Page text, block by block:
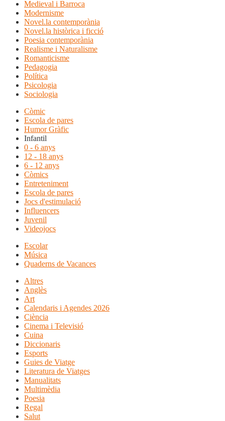
Medieval i Barroca
Modernisme
Novel.la contemporània
Novel.la històrica i ficció
Poesia contemporània
Realisme i Naturalisme
Romanticisme
Pedagogia
Política
Psicologia
Sociologia
Còmic
Escola de pares
Humor Gràfic
Infantil
0 - 6 anys
12 - 18 anys
6 - 12 anys
Còmics
Entreteniment
Escola de pares
Jocs d'estimulació
Influencers
Juvenil
Videojocs
Escolar
Música
Quaderns de Vacances
Altres
Anglès
Art
Calendaris i Agendes 2026
Ciència
Cinema i Televisió
Cuina
Diccionaris
Esports
Guies de Viatge
Literatura de Viatges
Manualitats
Multimèdia
Poesia
Regal
Salut